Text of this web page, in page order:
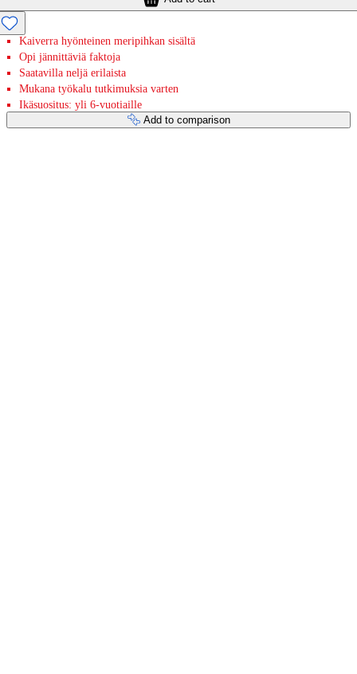
Kaiverra hyönteinen meripihkan sisältä
Opi jännittäviä faktoja
Saatavilla neljä erilaista
Mukana työkalu tutkimuksia varten
Ikäsuositus: yli 6-vuotiaille
Add to comparison